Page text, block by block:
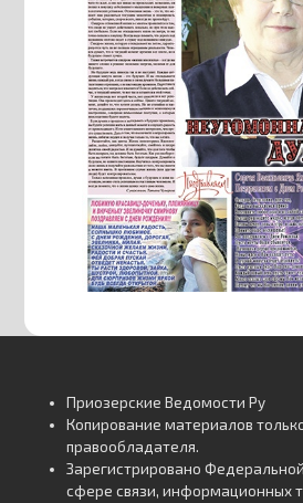
Приозерские Ведомости Ру
Копирование материалов
правообладателя.
Зарегистрировано
сфере связи, информационных